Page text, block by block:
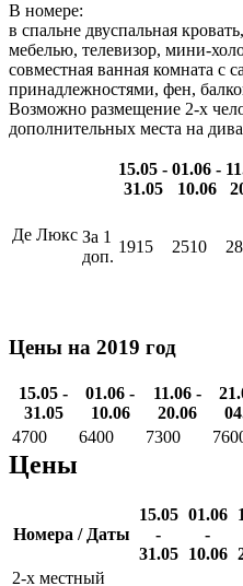
В номере:
в спальне двуспальная
мебелью, телевизор, мини-
совместная ванная комната с
принадлежностями, фен,
Возможно размещение 2-х
дополнительных места на
15.05 -
31.05
01.06 -
10.06
Де Люкс За 1
доп.
1915 2510
Цены на 2019 год
15.05 -
31.05
01.06 -
10.06
11.06 -
20.06
4700
6400 7300
Цены
Номера / Даты
15.05
-
31.05
01.06
-
10.06
2-х местный